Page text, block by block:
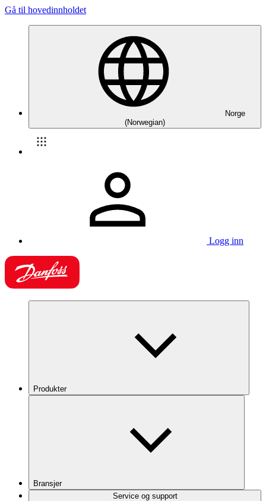
Gå til hovedinnholdet
Norge
(Norwegian)
Logg inn
Produkter
Bransjer
Service og support